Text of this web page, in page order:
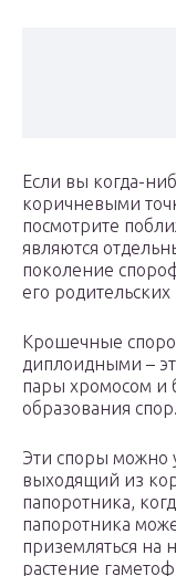
Если вы когда-
коричневыми
посмотрите
являются
поколение
его
Крошечные
диплоидными –
пары хромосом и
образования спор.
Эти споры можно
выходящий из
папоротника,
папоротника
приземляться на
растение